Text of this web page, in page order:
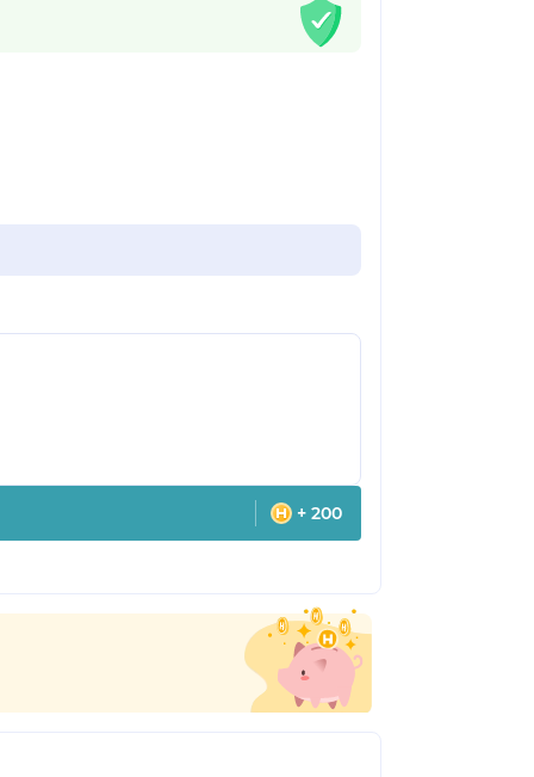
+ 200